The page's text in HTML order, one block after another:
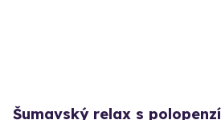
Šumavský relax s